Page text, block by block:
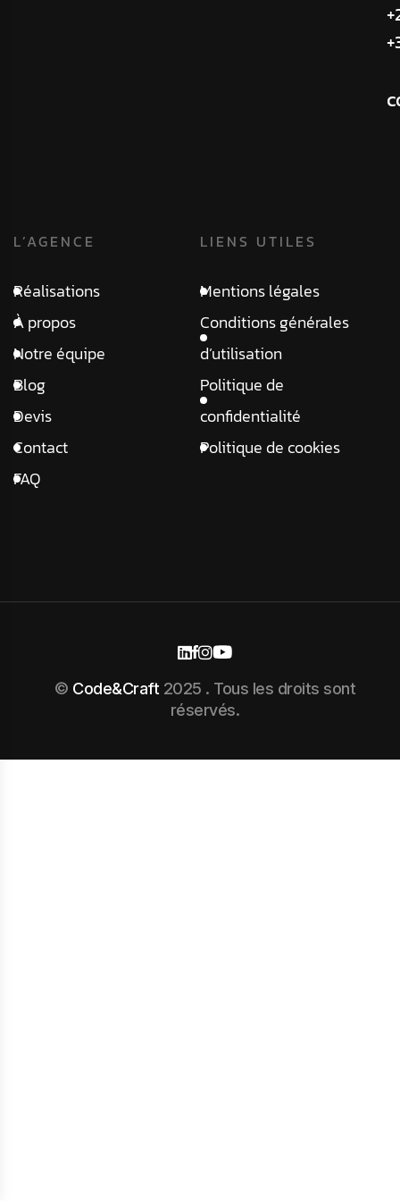
L’AGENCE
Réalisations
À propos
Notre équipe
Blog
Devis
Contact
FAQ
LIENS UTILES
Mentions légales
Conditions générales
d’utilisation
Politique de
confidentialité
Politique de cookies
© Code&Craft 2025 . Tous les droits sont
réservés.